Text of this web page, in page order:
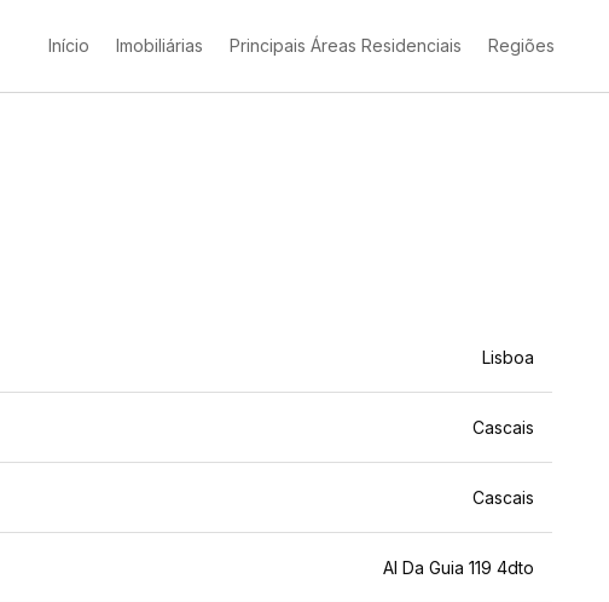
Início Imobiliárias Principais Áreas Residenciais Regiões
Lisboa
Cascais
Cascais
Al Da Guia 119 4dto